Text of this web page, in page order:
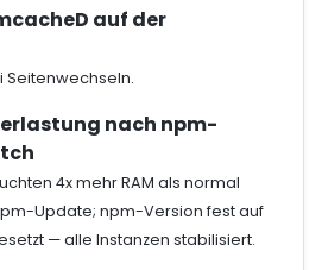
auf der
Seitenwechseln.
nach npm-
4x mehr RAM als normal
Update; npm-Version fest auf
— alle Instanzen stabilisiert.